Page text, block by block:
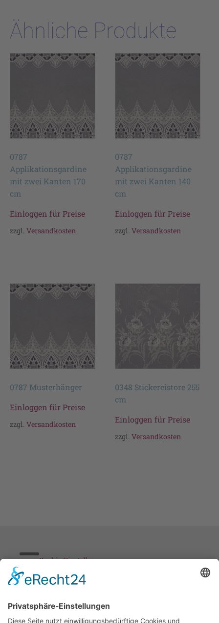
Ähnliche Produkte
0787
Applikationsgardine
mit zwei Kanten 170
cm
Einloggen für Preise
zzgl. Versandkosten
0787
Applikationsgardine
mit zwei Kanten 140
cm
Einloggen für Preise
zzgl.Versandkosten
0787 Musterhänger
Einloggen für Preise
zzgl. Versandkosten
0348 Stickereistore 255
cm
Einloggen für Preise
zzgl.Versandkosten
Cookie-Einstellungen